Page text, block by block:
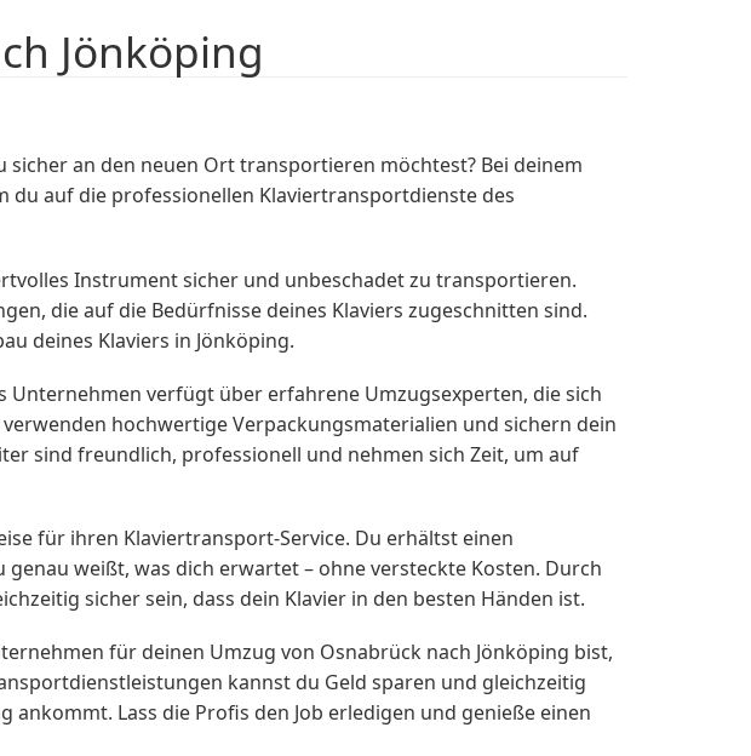
Jönköping
sicher an den neuen Ort transportieren möchtest? Bei deinem
du auf die professionellen Klaviertransportdienste des
Instrument sicher und unbeschadet zu transportieren.
die auf die Bedürfnisse deines Klaviers zugeschnitten sind.
deines Klaviers in Jönköping.
verfügt über erfahrene Umzugsexperten, die sich
hochwertige Verpackungsmaterialien und sichern dein
sind freundlich, professionell und nehmen sich Zeit, um auf
für ihren Klaviertransport-Service. Du erhältst einen
weißt, was dich erwartet – ohne versteckte Kosten. Durch
sicher sein, dass dein Klavier in den besten Händen ist.
für deinen Umzug von Osnabrück nach Jönköping bist,
kannst du Geld sparen und gleichzeitig
Lass die Profis den Job erledigen und genieße einen